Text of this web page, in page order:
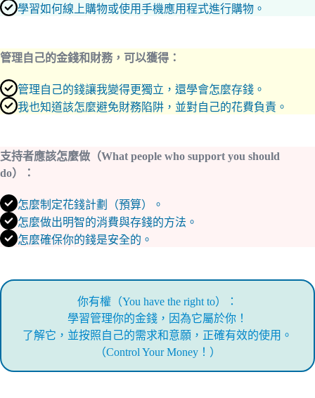
學習如何線上購物或使用手機應用程式進行購物。
管理自己的金錢和財務，可以獲得：
管理自己的錢讓我變得更獨立，還學會怎麼存錢。
我也知道該怎麼避免財務陷阱，並對自己的花費負責。
支持者應該怎麼做（What people who support you should
do）：
怎麼制定花錢計劃（預算）。
怎麼做出明智的消費與存錢的方法。
怎麼確保你的錢是安全的。
你有權（You have the right to）：
學習管理你的金錢，因為它屬於你！
了解它，並按照自己的需求和意願，正確有效的使用。
（Control Your Money！）